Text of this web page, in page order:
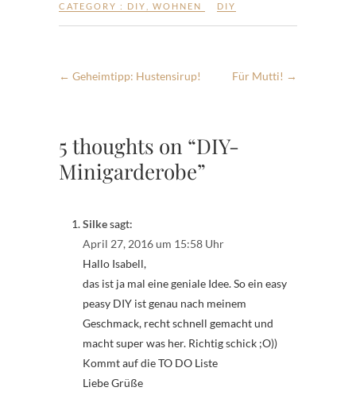
CATEGORY : DIY WOHNEN DIY
← Geheimtipp: Hustensirup! Für Mutti! →
5 thoughts on “DIY-
Minigarderobe”
Silkesagt:
April 27, 2016 um 15:58 Uhr
Hallo Isabell,
das ist ja mal eine geniale Idee. So ein easy
peasy DIY ist genau nach meinem
Geschmack, recht schnell gemacht und
macht super was her. Richtig schick ;O))
Kommt auf die TO DO Liste
Liebe Grüße